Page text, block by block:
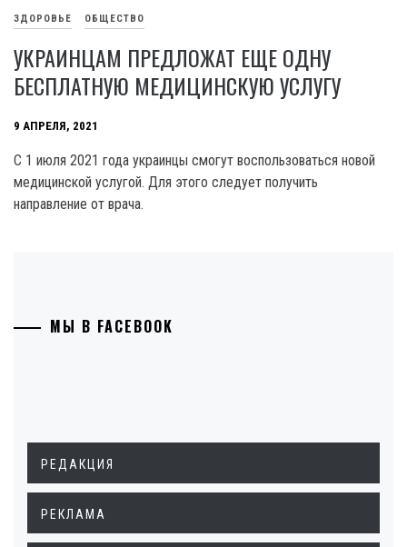
ЗДОРОВЬЕ ОБЩЕСТВО
УКРАИНЦАМ ПРЕДЛОЖАТ ЕЩЕ ОДНУ
БЕСПЛАТНУЮ МЕДИЦИНСКУЮ УСЛУГУ
9 АПРЕЛЯ, 2021
С 1 июля 2021 года украинцы смогут воспользоваться новой
медицинской услугой. Для этого следует получить
направление от врача.
МЫ В FACEBOOK
РЕДАКЦИЯ
РЕКЛАМА